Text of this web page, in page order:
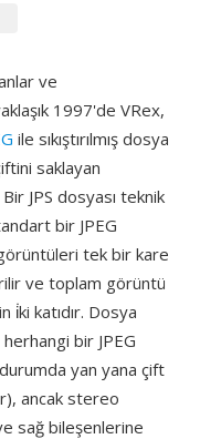
ve
1997'de VRex,
ile sıkıştırılmış dosya
saklayan
JPS dosyası teknik
bir JPEG
tek bir kare
ve toplam görüntü
i̇ki katıdır. Dosya
herhangi bir JPEG
yan yana çift
ancak stereo
sağ bileşenlerine